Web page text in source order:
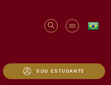
SOU ESTUDANTE